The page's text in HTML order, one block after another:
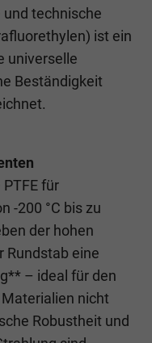
technische
ist ein
universelle
Beständigkeit
PTFE für
-200 °C bis zu
der hohen
Rundstab eine
– ideal für den
nicht
Robustheit und